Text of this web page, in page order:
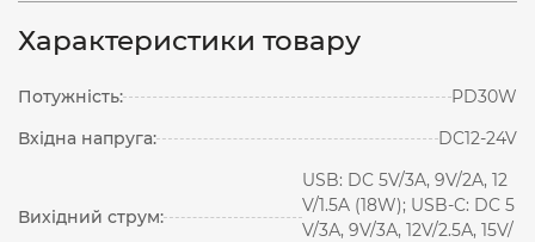
Характеристики товару
Потужність:
PD30W
Вхідна напруга:
DC12-24V
Вихідний струм:
USB: DC 5V/3A, 9V/2A, 12
V/1.5A (18W); USB-C: DC 5
V/3А, 9V/3А, 12V/2.5А, 15V/